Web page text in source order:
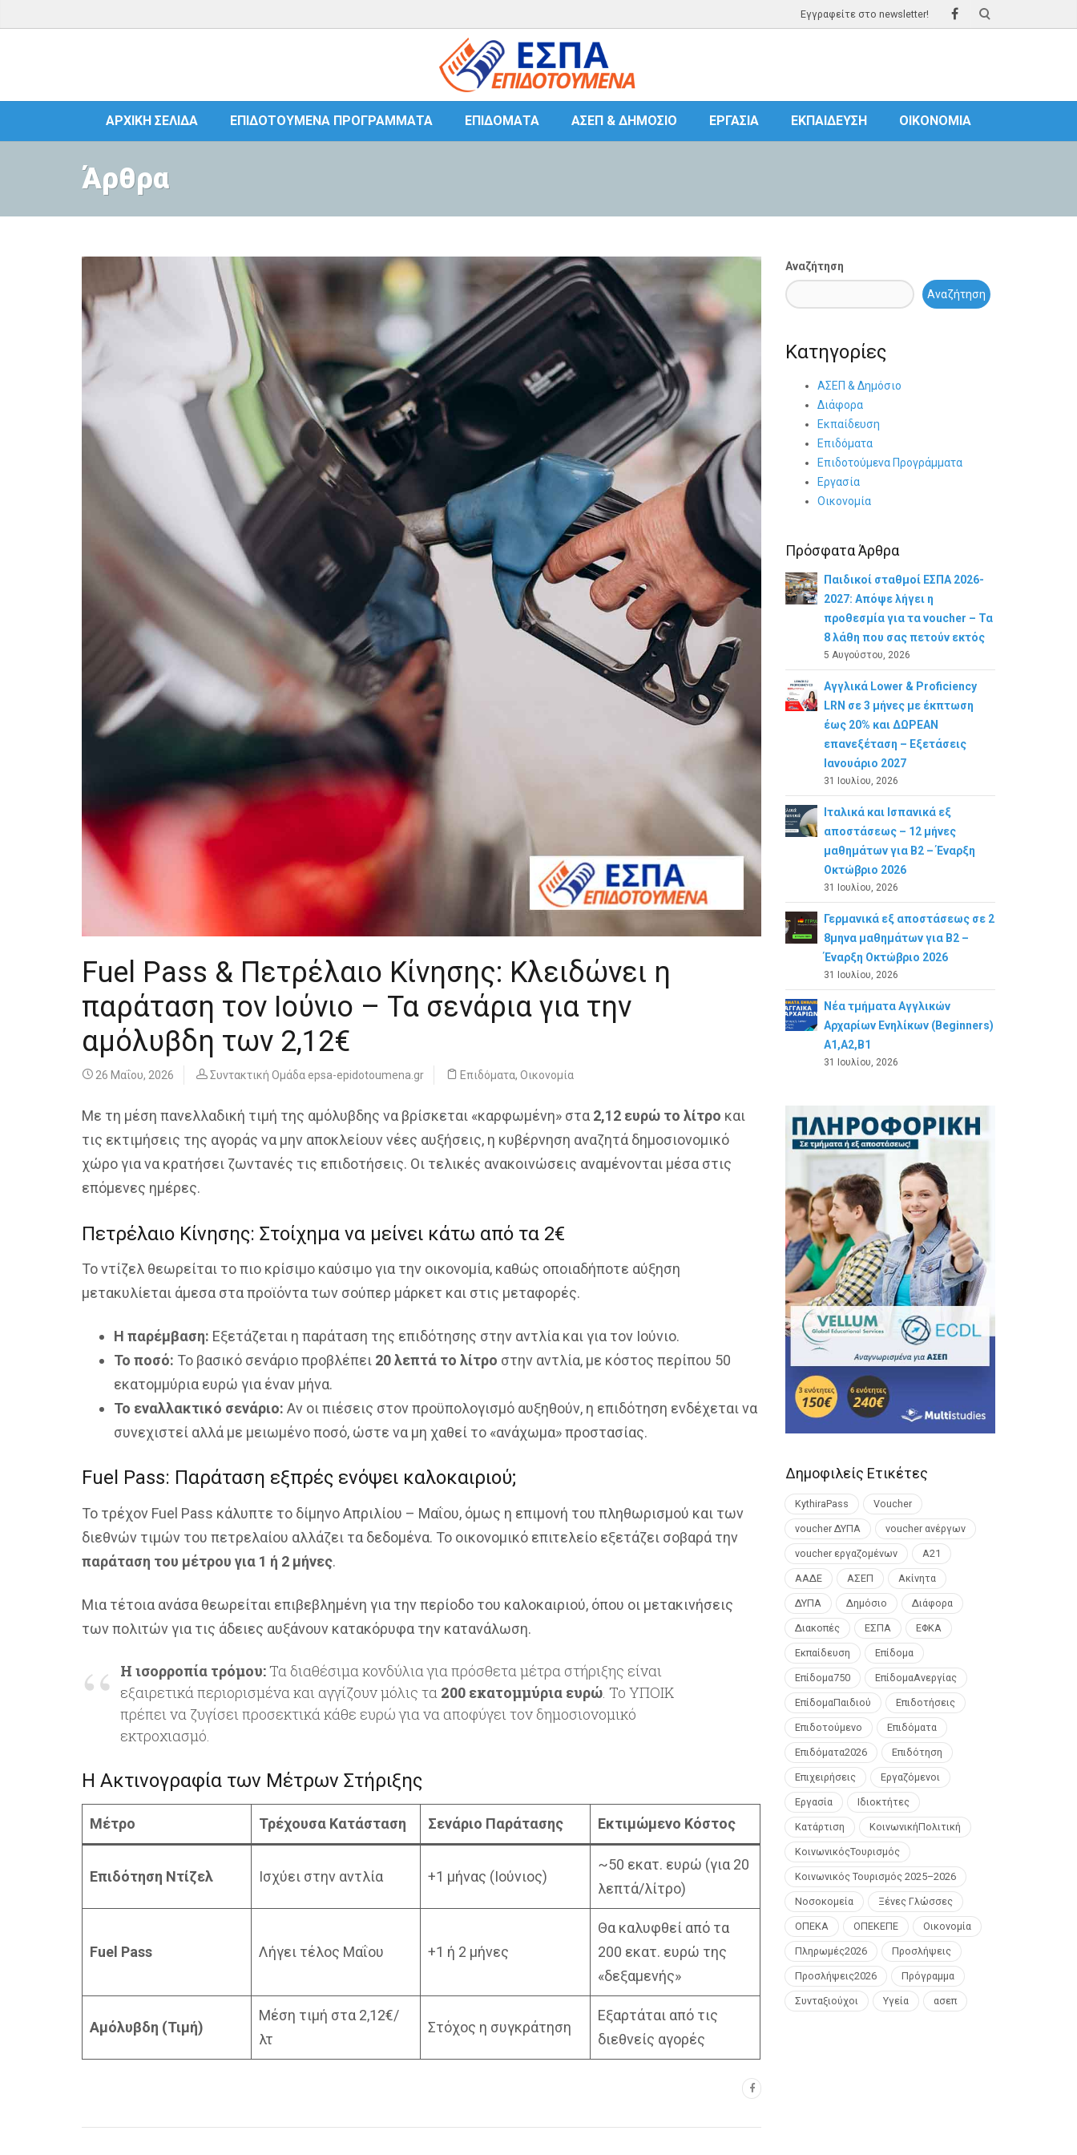
Εγγραφείτε στο newsletter!
ΑΡΧΙΚΉ ΣΕΛΊΔΑ ΕΠΙΔΟΤΟΎΜΕΝΑ ΠΡΟΓΡΆΜΜΑΤΑ ΕΠΙΔΌΜΑΤΑ ΑΣΕΠ & ΔΗΜΌΣΙΟ ΕΡΓΑΣΊΑ ΕΚΠΑΊΔΕΥΣΗ ΟΙΚΟΝΟΜΊΑ
Άρθρα
Fuel Pass & Πετρέλαιο Κίνησης: Κλειδώνει η
παράταση τον Ιούνιο – Τα σενάρια για την
αμόλυβδη των 2,12€
26 Μαΐου, 2026 Συντακτική Ομάδα epsa-epidotoumena.gr Επιδόματα, Οικονομία
Με τη μέση πανελλαδική τιμή της αμόλυβδης να βρίσκεται «καρφωμένη» στα 2,12 ευρώ το λίτρο και
τις εκτιμήσεις της αγοράς να μην αποκλείουν νέες αυξήσεις, η κυβέρνηση αναζητά δημοσιονομικό
χώρο για να κρατήσει ζωντανές τις επιδοτήσεις. Οι τελικές ανακοινώσεις αναμένονται μέσα στις
επόμενες ημέρες.
Πετρέλαιο Κίνησης: Στοίχημα να μείνει κάτω από τα 2€
Το ντίζελ θεωρείται το πιο κρίσιμο καύσιμο για την οικονομία, καθώς οποιαδήποτε αύξηση
μετακυλίεται άμεσα στα προϊόντα των σούπερ μάρκετ και στις μεταφορές.
Η παρέμβαση: Εξετάζεται η παράταση της επιδότησης στην αντλία και για τον Ιούνιο.
Το ποσό: Το βασικό σενάριο προβλέπει 20 λεπτά το λίτρο στην αντλία, με κόστος περίπου 50
εκατομμύρια ευρώ για έναν μήνα.
Το εναλλακτικό σενάριο: Αν οι πιέσεις στον προϋπολογισμό αυξηθούν, η επιδότηση ενδέχεται να
συνεχιστεί αλλά με μειωμένο ποσό, ώστε να μη χαθεί το «ανάχωμα» προστασίας.
Fuel Pass: Παράταση εξπρές ενόψει καλοκαιριού;
Το τρέχον Fuel Pass κάλυπτε το δίμηνο Απριλίου – Μαΐου, όμως η επιμονή του πληθωρισμού και των
διεθνών τιμών του πετρελαίου αλλάζει τα δεδομένα. Το οικονομικό επιτελείο εξετάζει σοβαρά την
παράταση του μέτρου για 1 ή 2 μήνες.
Μια τέτοια ανάσα θεωρείται επιβεβλημένη για την περίοδο του καλοκαιριού, όπου οι μετακινήσεις
των πολιτών για τις άδειες αυξάνουν κατακόρυφα την κατανάλωση.
Η ισορροπία τρόμου: Τα διαθέσιμα κονδύλια για πρόσθετα μέτρα στήριξης είναι
εξαιρετικά περιορισμένα και αγγίζουν μόλις τα 200 εκατομμύρια ευρώ . Το ΥΠΟΙΚ
πρέπει να ζυγίσει προσεκτικά κάθε ευρώ για να αποφύγει τον δημοσιονομικό
εκτροχιασμό.
Η Ακτινογραφία των Μέτρων Στήριξης
Μέτρο Τρέχουσα Κατάσταση Σενάριο Παράτασης Εκτιμώμενο Κόστος
Επιδότηση Ντίζελ Ισχύει στην αντλία +1 μήνας (Ιούνιος)
~50 εκατ. ευρώ (για 20
λεπτά/λίτρο)
Fuel Pass Λήγει τέλος Μαΐου +1 ή 2 μήνες
Θα καλυφθεί από τα
200 εκατ. ευρώ της
«δεξαμενής»
Αμόλυβδη (Τιμή)
Μέση τιμή στα 2,12€/
λτ
Στόχος η συγκράτηση
Εξαρτάται από τις
διεθνείς αγορές
Αναζήτηση
Αναζήτηση
Κατηγορίες
ΑΣΕΠ & Δημόσιο
Διάφορα
Εκπαίδευση
Επιδόματα
Επιδοτούμενα Προγράμματα
Εργασία
Οικονομία
Πρόσφατα Άρθρα
Παιδικοί σταθμοί ΕΣΠΑ 2026-
2027: Απόψε λήγει η
προθεσμία για τα voucher – Τα
8 λάθη που σας πετούν εκτός
5 Αυγούστου, 2026
Αγγλικά Lower & Proficiency
LRN σε 3 μήνες με έκπτωση
έως 20% και ΔΩΡΕΑΝ
επανεξέταση – Εξετάσεις
Ιανουάριο 2027
31 Ιουλίου, 2026
Ιταλικά και Ισπανικά εξ
αποστάσεως – 12 μήνες
μαθημάτων για B2 – Έναρξη
Οκτώβριο 2026
31 Ιουλίου, 2026
Γερμανικά εξ αποστάσεως σε 2
8μηνα μαθημάτων για Β2 –
Έναρξη Οκτώβριο 2026
31 Ιουλίου, 2026
Νέα τμήματα Αγγλικών
Αρχαρίων Ενηλίκων (Beginners)
A1,A2,B1
31 Ιουλίου, 2026
Δημοφιλείς Ετικέτες
KythiraPass Voucher
voucher ΔΥΠΑ voucher ανέργων
voucher εργαζομένων Α21
ΑΑΔΕ ΑΣΕΠ Ακίνητα
ΔΥΠΑ Δημόσιο Διάφορα
Διακοπές ΕΣΠΑ ΕΦΚΑ
Εκπαίδευση Επίδομα
Επίδομα750 ΕπίδομαΑνεργίας
ΕπίδομαΠαιδιού Επιδοτήσεις
Επιδοτούμενο Επιδόματα
Επιδόματα2026 Επιδότηση
Επιχειρήσεις Εργαζόμενοι
Εργασία Ιδιοκτήτες
Κατάρτιση ΚοινωνικήΠολιτική
ΚοινωνικόςΤουρισμός
Κοινωνικός Τουρισμός 2025–2026
Νοσοκομεία Ξένες Γλώσσες
ΟΠΕΚΑ ΟΠΕΚΕΠΕ Οικονομία
Πληρωμές2026 Προσλήψεις
Προσλήψεις2026 Πρόγραμμα
Συνταξιούχοι Υγεία ασεπ